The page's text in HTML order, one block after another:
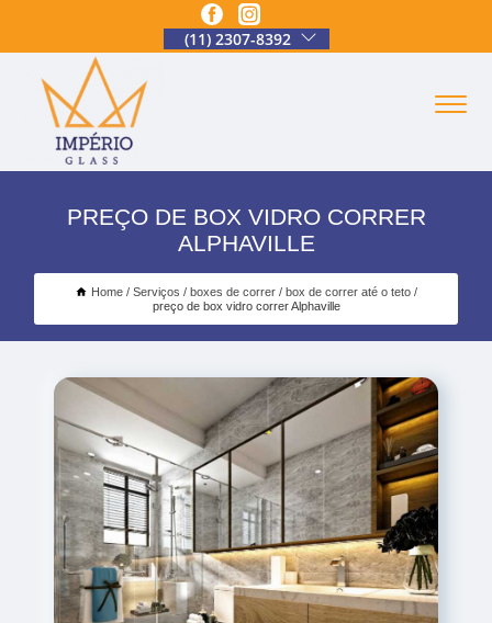
(11) 2307-8392
PREÇO DE BOX VIDRO CORRER
ALPHAVILLE
Home Serviços boxes de correr
box de correr até o teto
preço de box vidro correr Alphaville